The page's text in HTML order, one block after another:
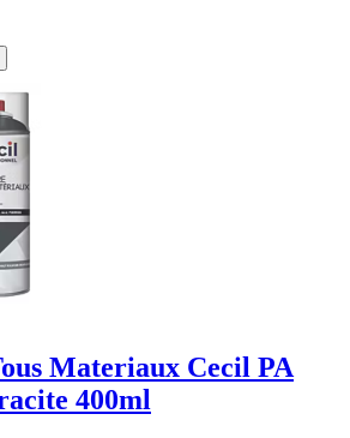
Materiaux Cecil PA
400ml